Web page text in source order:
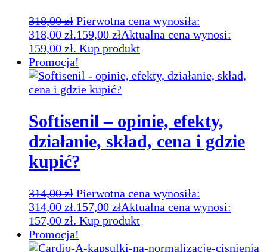
318,00zł Pierwotna cena wynosiła:
318,00 zł.159,00 złAktualna cena wynosi:
159,00 zł. Kup produkt
Promocja!
Softisenil – opinie, efekty,
działanie, skład, cena i gdzie
kupić?
314,00zł Pierwotna cena wynosiła:
314,00 zł.157,00 złAktualna cena wynosi:
157,00 zł. Kup produkt
Promocja!